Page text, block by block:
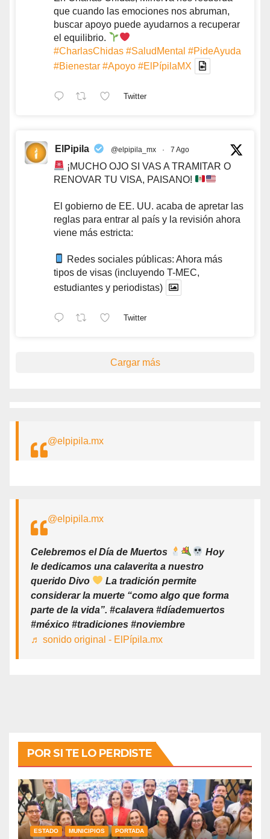
que cuando las emociones nos abruman,
buscar apoyo puede ayudarnos a recuperar
el equilibrio.
#CharlasChidas #SaludMental #PideAyuda
#Bienestar #Apoyo #ElPípilaMX
Twitter
ElPipila @elpipila_mx · 7 Ago
¡MUCHO OJO SI VAS A TRAMITAR O
RENOVAR TU VISA, PAISANO!
El gobierno de EE. UU. acaba de apretar las
reglas para entrar al país y la revisión ahora
viene más estricta:
Redes sociales públicas: Ahora más
tipos de visas (incluyendo T-MEC,
estudiantes y periodistas)
Twitter
Cargar más
@elpipila.mx
@elpipila.mx
Celebremos el Día de Muertos
Hoy
le dedicamos una calaverita a nuestro
querido Divo
La tradición permite
considerar la muerte “como algo que forma
parte de la vida”. #calavera #díademuertos
#méxico #tradiciones #noviembre
♬ sonido original - ElPípila.mx
POR SI TE LO PERDISTE
ESTADO MUNICIPIOS PORTADA